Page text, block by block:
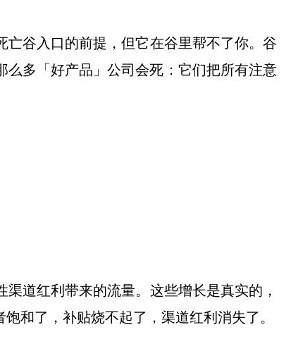
谷入口的前提，但它在谷里帮不了你。谷
多「好产品」公司会死：它们把所有注意
道红利带来的流量。这些增长是真实的，
和了，补贴烧不起了，渠道红利消失了。